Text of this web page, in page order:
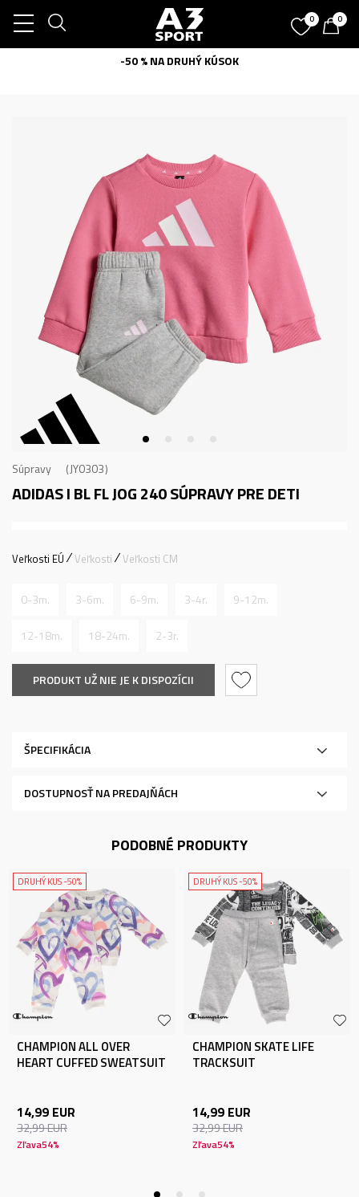
0 0
-50 % NA DRUHÝ KÚSOK
Súpravy JY0303
ADIDAS I BL FL JOG 240SÚPRAVY PRE DETI
Veľkosti EÚ Veľkosti Veľkosti CM
0-3m. 3-6m. 6-9m. 3-4r. 9-12m.
12-18m. 18-24m. 2-3r.
PRODUKT UŽ NIE JE K DISPOZÍCII
ŠPECIFIKÁCIA
DOSTUPNOSŤ NA PREDAJŇÁCH
PODOBNÉ PRODUKTY
DRUHÝ KUS -50%
CHAMPION ALL OVER
HEART CUFFED SWEATSUIT
14,99 EUR
32,99EUR
Zľava54%
DRUHÝ KUS -50%
CHAMPION SKATE LIFE
TRACKSUIT
14,99 EUR
32,99EUR
Zľava54%